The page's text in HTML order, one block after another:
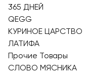
365 ДНЕЙ
QEGG
КУРИНОЕ ЦАРСТВО
ЛАТИФА
Прочие Товары
СЛОВО МЯСНИКА